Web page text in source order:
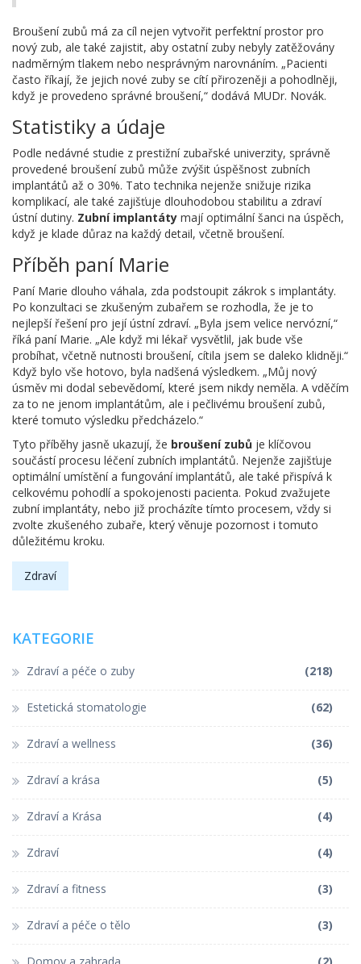
Broušení zubů má za cíl nejen vytvořit perfektní prostor pro
nový zub, ale také zajistit, aby ostatní zuby nebyly zatěžovány
nadměrným tlakem nebo nesprávným narovnáním. „Pacienti
často říkají, že jejich nové zuby se cítí přirozeněji a pohodlněji,
když je provedeno správné broušení,“ dodává MUDr. Novák.
Statistiky a údaje
Podle nedávné studie z prestižní zubařské univerzity, správně
provedené broušení zubů může zvýšit úspěšnost zubních
implantátů až o 30%. Tato technika nejenže snižuje rizika
komplikací, ale také zajišťuje dlouhodobou stabilitu a zdraví
ústní dutiny. Zubní implantáty mají optimální šanci na úspěch,
když je klade důraz na každý detail, včetně broušení.
Příběh paní Marie
Paní Marie dlouho váhala, zda podstoupit zákrok s implantáty.
Po konzultaci se zkušeným zubařem se rozhodla, že je to
nejlepší řešení pro její ústní zdraví. „Byla jsem velice nervózní,“
říká paní Marie. „Ale když mi lékař vysvětlil, jak bude vše
probíhat, včetně nutnosti broušení, cítila jsem se daleko klidněji.“
Když bylo vše hotovo, byla nadšená výsledkem. „Můj nový
úsměv mi dodal sebevědomí, které jsem nikdy neměla. A vděčím
za to ne jenom implantátům, ale i pečlivému broušení zubů,
které tomuto výsledku předcházelo.“
Tyto příběhy jasně ukazují, že broušení zubů je klíčovou
součástí procesu léčení zubních implantátů. Nejenže zajišťuje
optimální umístění a fungování implantátů, ale také přispívá k
celkovému pohodlí a spokojenosti pacienta. Pokud zvažujete
zubní implantáty, nebo již procházíte tímto procesem, vždy si
zvolte zkušeného zubaře, který věnuje pozornost i tomuto
důležitému kroku.
Zdraví
KATEGORIE
Zdraví a péče o zuby (218)
Estetická stomatologie (62)
Zdraví a wellness (36)
Zdraví a krása (5)
Zdraví a Krása (4)
Zdraví (4)
Zdraví a fitness (3)
Zdraví a péče o tělo (3)